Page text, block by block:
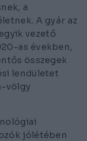
a
A gyár az
vezető
as években,
összegek
lendületet
völgy
jólétében